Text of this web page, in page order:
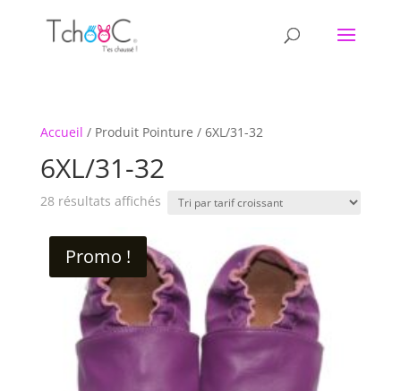
Accueil / Produit Pointure / 6XL/31-32
6XL/31-32
28 résultats affichésTrié
croissant
Promo !